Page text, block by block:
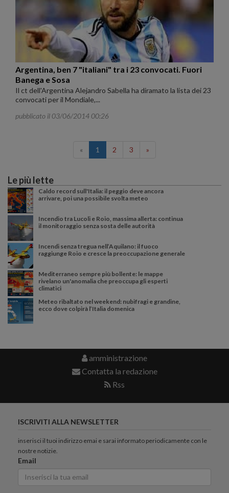
Argentina, ben 7 "italiani" tra i 23 convocati. Fuori
Banega e Sosa
Il ct dell'Argentina Alejandro Sabella ha diramato la lista dei 23
convocati per il Mondiale,...
pubblicato il 03/06/2014 00:26
« 1 2 3 »
Le più lette
Caldo record sull'Italia: il peggio deve ancora
arrivare, poi una possibile svolta meteo
Incendio tra Lucoli e Roio, massima allerta: continua
il monitoraggio senza sosta delle autorità
Incendi senza tregua nell’Aquilano: il fuoco
raggiunge Roio e cresce la preoccupazione generale
Mediterraneo sempre più bollente: le mappe
rivelano un'anomalia che preoccupa gli esperti
climatici
Meteo ribaltato nel weekend: nubifragi e grandine,
ecco dove colpirà l’Italia domenica
amministrazione
Contatta la redazione
Rss
ISCRIVITI ALLA NEWSLETTER
inserisci il tuoi indirizzo emai e sarai informato periodicamente con le
nostre notizie.
Email